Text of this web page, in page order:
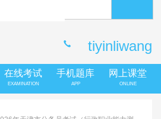
tiyinliwang
在线考试
EXAMINATION
手机题库
APP
网上课堂
ONLINE